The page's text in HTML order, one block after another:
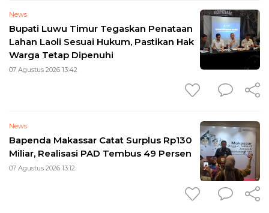
News
Bupati Luwu Timur Tegaskan Penataan
Lahan Laoli Sesuai Hukum, Pastikan Hak
Warga Tetap Dipenuhi
07 Agustus 2026 13:42
News
Bapenda Makassar Catat Surplus Rp130
Miliar, Realisasi PAD Tembus 49 Persen
07 Agustus 2026 13:12